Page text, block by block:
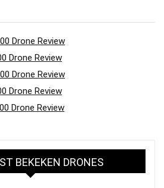
Drone Review
Drone Review
Drone Review
Drone Review
Drone Review
BEKEKEN DRONES